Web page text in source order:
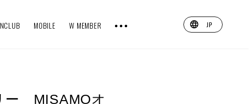
JP
MOBILE W MEMBER
ー MISAMOオ